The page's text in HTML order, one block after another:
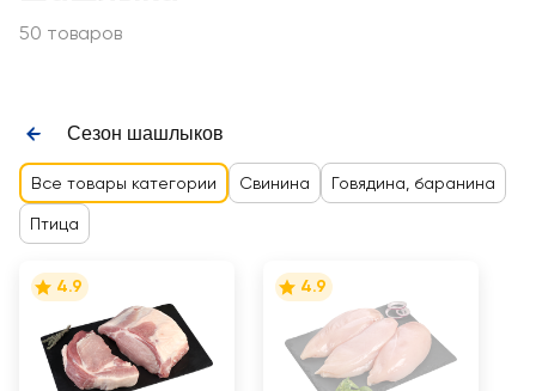
50 товаров
Сезон шашлыков
Все товары категории Свинина Говядина, баранина
Птица
4.9 4.9